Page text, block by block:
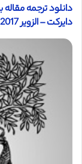
دانلود ترجمه
دایرکت – الزویر 2017)